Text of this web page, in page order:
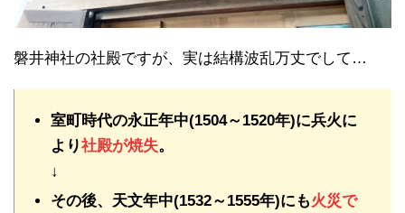
磐井神社の社殿ですが、実は結構波乱万丈でして…
室町時代の永正年中(1504～1520年)に兵火に
より社殿が焼失。
↓
その後、天文年中(1532～1555年)にも火災で